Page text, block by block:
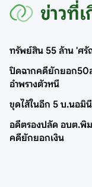
ข่าวที่
ทรัพย์สิน 55 ล้าน 'ศรั
ปิดฉากคดียักยอก50
อำพรางตัวหนี
ขุดไส้ในอีก 5 บ.นอมิ
อดีตรองปลัด อบต.พิ
คดียักยอกเงิน